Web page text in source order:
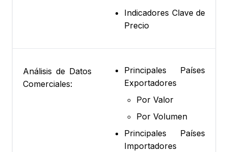
Indicadores Clave de
Precio
Análisis de Datos
Comerciales:
Principales Países
Exportadores
Por Valor
Por Volumen
Principales Países
Importadores